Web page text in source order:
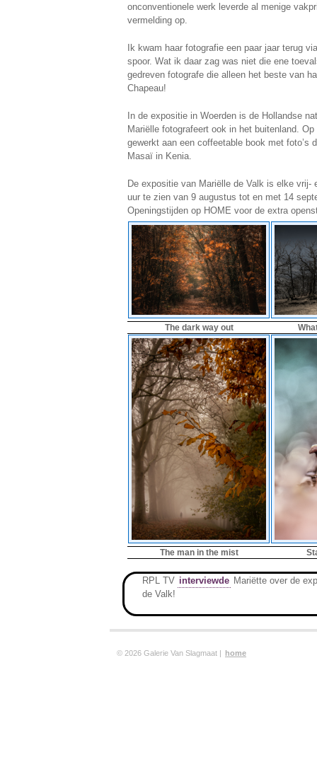
onconventionele werk leverde al menige
vermelding op.
Ik kwam haar fotografie een paar jaar terug
spoor. Wat ik daar zag was niet die ene
gedreven fotografe die alleen het beste van
Chapeau!
In de expositie in Woerden is de Hollandse
Mariëlle fotografeert ook in het buitenland.
gewerkt aan een coffeetable book met foto’s
Masaï in Kenia.
De expositie van Mariëlle de Valk is elke vrij-
uur te zien van 9 augustus tot en met 14
Openingstijden op HOME voor de extra
The dark way out
The man in the mist
RPL TV interviewde Mariëtte over de
de Valk!
© 2026 Galerie Van Slagmaat | home